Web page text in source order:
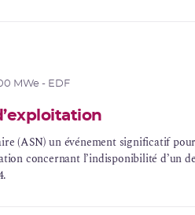
MWe - EDF
(ASN) unévénement significatif
concernant l’indisponibilité d’un